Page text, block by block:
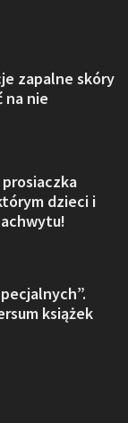
zapalne skóry
na nie
prosiaczka
dzieci i
książek